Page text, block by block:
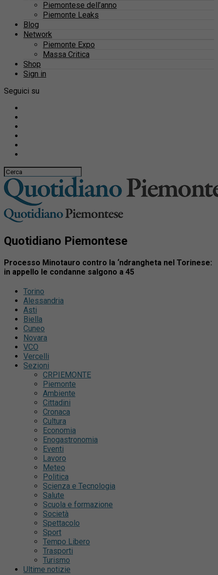
Piemontese dell’anno
Piemonte Leaks
Blog
Network
Piemonte Expo
Massa Critica
Shop
Sign in
Seguici su
Quotidiano Piemontese
Processo Minotauro contro la ‘ndrangheta nel Torinese:
in appello le condanne salgono a 45
Torino
Alessandria
Asti
Biella
Cuneo
Novara
VCO
Vercelli
Sezioni
CRPIEMONTE
Piemonte
Ambiente
Cittadini
Cronaca
Cultura
Economia
Enogastronomia
Eventi
Lavoro
Meteo
Politica
Scienza e Tecnologia
Salute
Scuola e formazione
Società
Spettacolo
Sport
Tempo Libero
Trasporti
Turismo
Ultime notizie